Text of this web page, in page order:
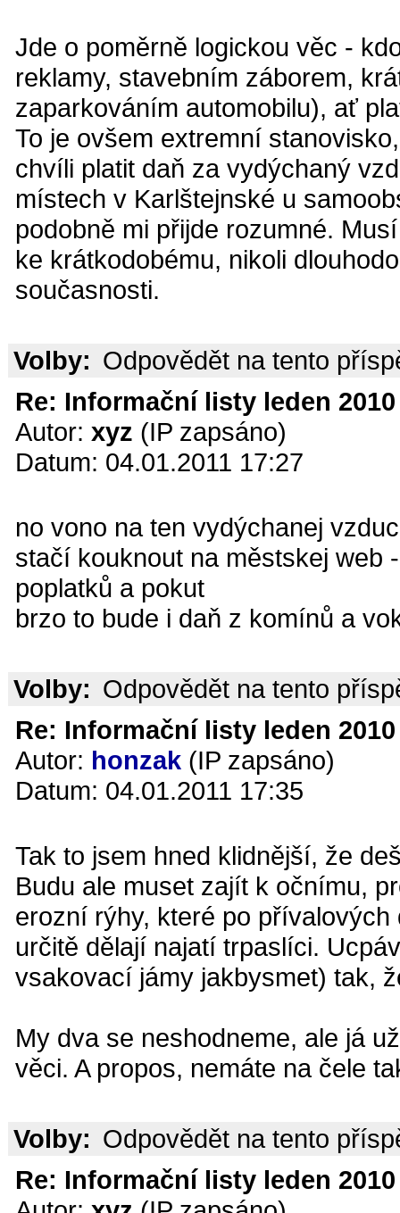
Jde o poměrně logickou věc -
reklamy, stavebním záborem,
zaparkováním automobilu), ať
To je ovšem extremní
chvíli platit daň za vydýchaný
místech v Karlštejnské u
podobně mi přijde rozumné.
ke krátkodobému, nikoli
současnosti.
Volby: Odpovědět na tento
Re: Informační listy leden
Autor: xyz (IP zapsáno)
Datum: 04.01.2011 17:27
no vono na ten vydýchanej
stačí kouknout na městskej web
poplatků a pokut
brzo to bude i daň z komínů a
Volby: Odpovědět na tento
Re: Informační listy leden
Autor: honzak (IP zapsáno)
Datum: 04.01.2011 17:35
Tak to jsem hned klidnější, že
Budu ale muset zajít k očnímu,
erozní rýhy, které po
určitě dělají najatí trpaslíci.
vsakovací jámy jakbysmet) tak,
My dva se neshodneme, ale já
věci. A propos, nemáte na čele
Volby: Odpovědět na tento
Re: Informační listy leden